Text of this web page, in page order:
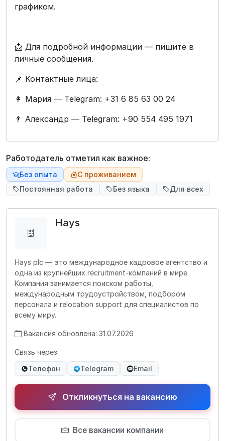
графиком.
📩 Для подробной информации — пишите в
личные сообщения.
📌 Контактные лица:
👩 Мария — Telegram: +31 6 85 63 00 24
👨 Александр — Telegram: +90 554 495 1971
Работодатель отметил как важное:
Без опыта
С проживанием
Постоянная работа
Без языка Для всех
Hays
Hays plc — это международное кадровое агентство и
одна из крупнейших recruitment-компаний в мире.
Компания занимается поиском работы,
международным трудоустройством, подбором
персонала и relocation support для специалистов по
всему миру.
Вакансия обновлена: 31.07.2026
Связь через:
Телефон
Telegram Email
Откликнуться на вакансию
Все вакансии компании